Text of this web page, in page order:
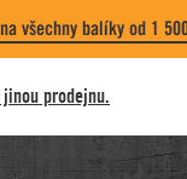
všechny balíky od 1
jinou prodejnu.